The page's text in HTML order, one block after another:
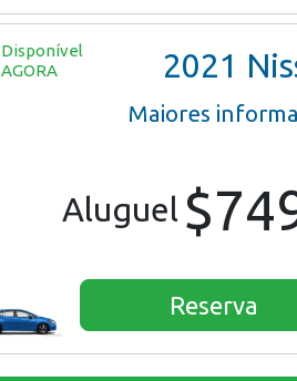
Disponível
AGORA
2021 Nissan
Maiores
Aluguel
Reserva